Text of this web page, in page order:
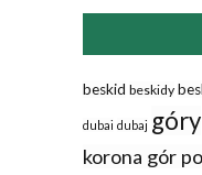
beskid beskidy
dubai dubaj góry
korona gór